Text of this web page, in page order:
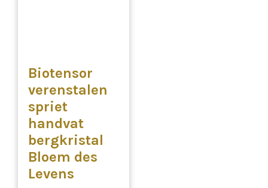
Biotensor
verenstalen
spriet
handvat
bergkristal
Bloem des
Levens